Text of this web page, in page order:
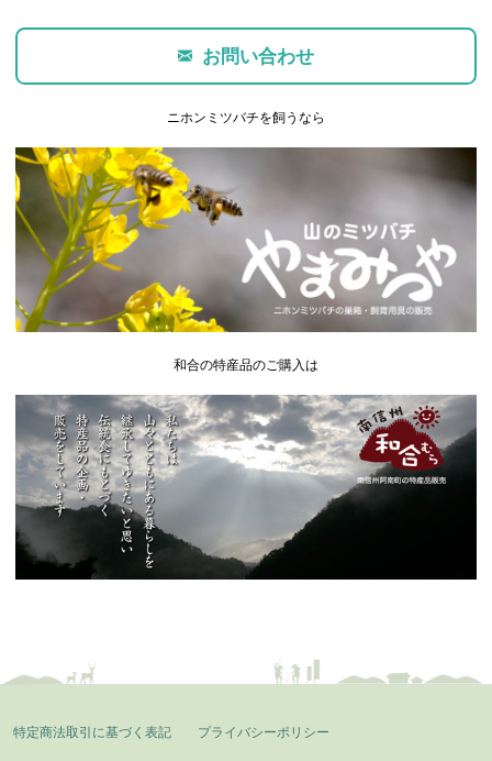
お問い合わせ
ニホンミツバチを飼うなら
和合の特産品のご購入は
特定商法取引に基づく表記 プライバシーポリシー